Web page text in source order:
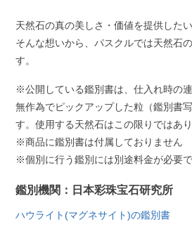
天然石の真の美しさ・価値を提供したい
そんな想いから、パスクルでは天然石
す。
※公開している鑑別書は、仕入れ時の
無作為でピックアップした粒（鑑別書
す。使用する天然石はこの限りではあ
※商品に鑑別書は付属しておりません
※個別に行う鑑別には別途料金が必要
鑑別機関：日本彩珠宝石研究所
ハウライト(マグネサイト)の鑑別書